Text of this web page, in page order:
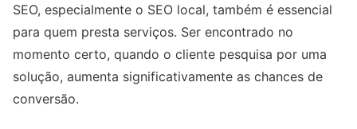
SEO, especialmente o SEO local, também é essencial
para quem presta serviços. Ser encontrado no
momento certo, quando o cliente pesquisa por uma
solução, aumenta significativamente as chances de
conversão.